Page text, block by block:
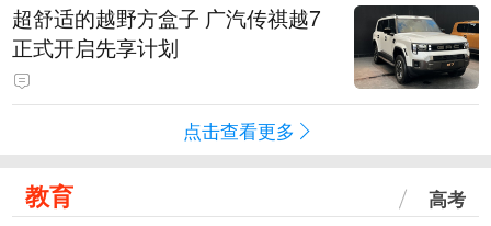
超舒适的越野方盒子 广汽传祺越7
正式开启先享计划
点击查看更多
教育 高考